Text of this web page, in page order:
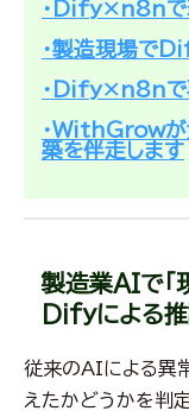
・Dify×n8nで
・製造現場で
・Dify×n8nで
・WithGrowが
築を伴走します
製造業AIで「
Difyによる
従来のAIによる異
えたかどうかを判